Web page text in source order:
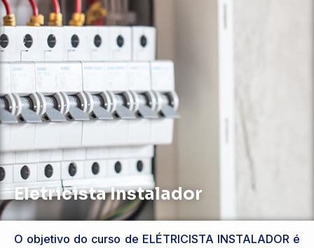
Eletricista Instalador
O objetivo do curso de ELÉTRICISTA INSTALADOR é